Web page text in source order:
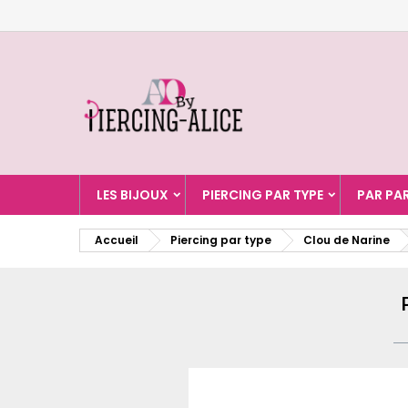
LES BIJOUX PIERCING PAR TYPE PAR
Accueil Piercing par type Clou de Narine